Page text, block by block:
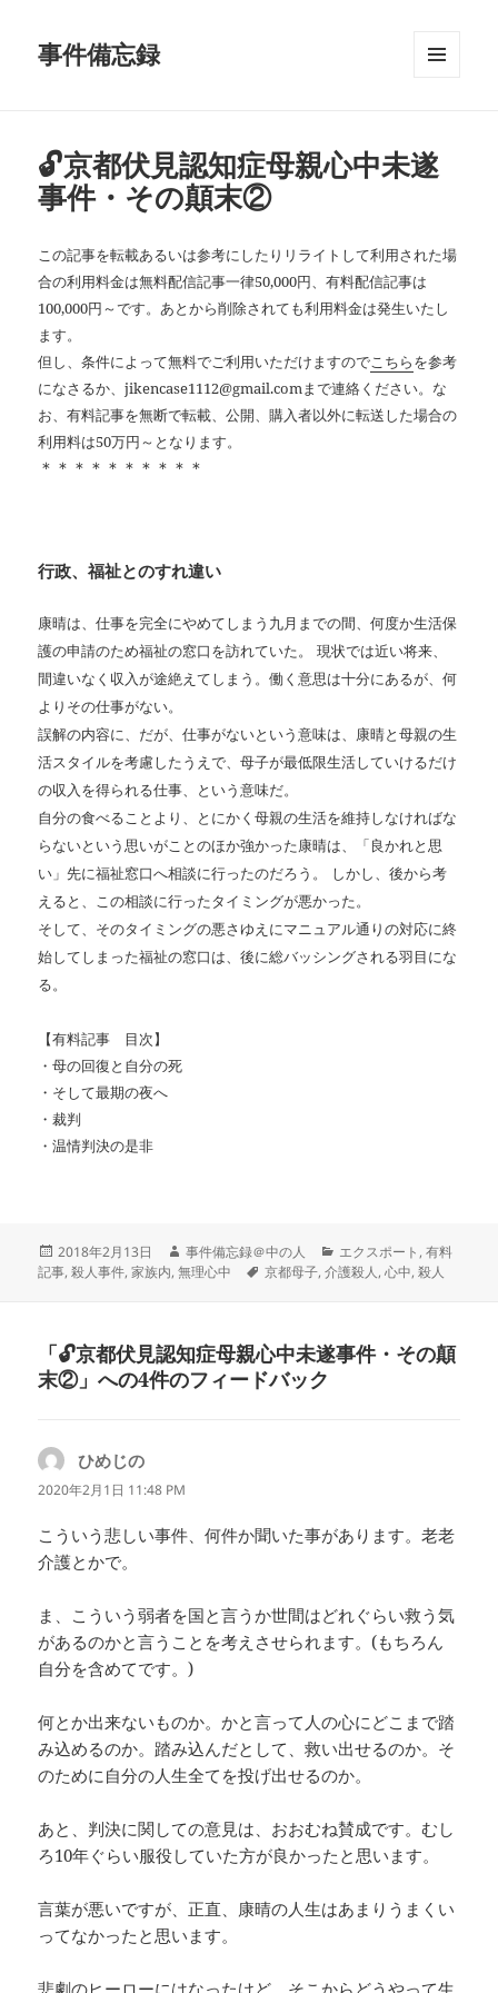
事件備忘録
ット
🔓京都伏見認知症母親心中未遂
事件・その顛末②
この記事を転載あるいは参考にしたりリライトして利用された場
合の利用料金は無料配信記事一律50,000円、有料配信記事は
100,000円～です。あとから削除されても利用料金は発生いたし
ます。
但し、条件によって無料でご利用いただけますのでこちらを参考
になさるか、jikencase1112@gmail.comまで連絡ください。な
お、有料記事を無断で転載、公開、購入者以外に転送した場合の
利用料は50万円～となります。
＊＊＊＊＊＊＊＊＊＊
行政、福祉とのすれ違い
康晴は、仕事を完全にやめてしまう九月までの間、何度か生活保
護の申請のため福祉の窓口を訪れていた。
現状では近い将来、
間違いなく収入が途絶えてしまう。働く意思は十分にあるが、何
よりその仕事がない。
誤解の内容に、だが、仕事がないという意味は、康晴と母親の生
活スタイルを考慮したうえで、母子が最低限生活していけるだけ
の収入を得られる仕事、という意味だ。
自分の食べることより、とにかく母親の生活を維持しなければな
らないという思いがことのほか強かった康晴は、「良かれと思
い」先に福祉窓口へ相談に行ったのだろう。
しかし、後から考
えると、この相談に行ったタイミングが悪かった。
そして、そのタイミングの悪さゆえにマニュアル通りの対応に終
始してしまった福祉の窓口は、後に総バッシングされる羽目にな
る。
【有料記事 目次】
・母の回復と自分の死
・そして最期の夜へ
・裁判
・温情判決の是非
投
稿
2018年2月13日
作
成
事件備忘録＠中の人
カ
テ
エクスポート ,有料
記事,殺人事件,家族内,無理心中
タ
京都母子,介護殺人,心中,殺人
「🔓京都伏見認知症母親心中未遂事件・その顛
末②」への4件のフィードバック
ひめじの
り:
2020年2月1日 11:48 PM
こういう悲しい事件、何件か聞いた事があります。老老
介護とかで。
ま、こういう弱者を国と言うか世間はどれぐらい救う気
があるのかと言うことを考えさせられます。(もちろん
自分を含めてです。)
何とか出来ないものか。かと言って人の心にどこまで踏
み込めるのか。踏み込んだとして、救い出せるのか。そ
のために自分の人生全てを投げ出せるのか。
あと、判決に関しての意見は、おおむね賛成です。むし
ろ10年ぐらい服役していた方が良かったと思います。
言葉が悪いですが、正直、康晴の人生はあまりうまくい
ってなかったと思います。
悲劇のヒーローにはなったけど、そこからどうやって生